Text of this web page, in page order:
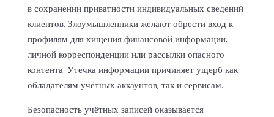
в сохранении приватности индивидуальных сведений
клиентов. Злоумышленники желают обрести вход к
профилям для хищения финансовой информации,
личной корреспонденции или рассылки опасного
контента. Утечка информации причиняет ущерб как
обладателям учётных аккаунтов, так и сервисам.
Безопасность учётных записей оказывается